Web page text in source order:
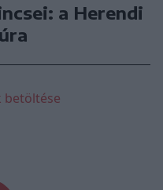
a Herendi
betöltése